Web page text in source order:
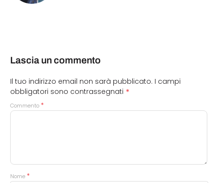
Lascia un commento
Il tuo indirizzo email non sarà pubblicato. I campi
obbligatori sono contrassegnati *
Commento *
Nome *